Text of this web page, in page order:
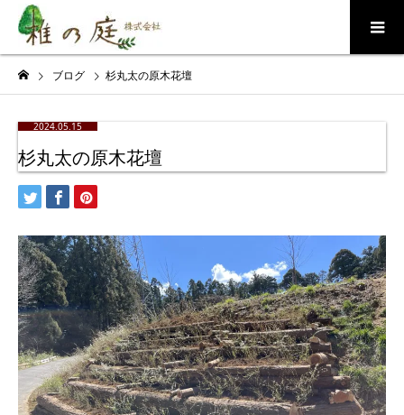
ブログ 杉丸太の原木花壇
2024.05.15
杉丸太の原木花壇